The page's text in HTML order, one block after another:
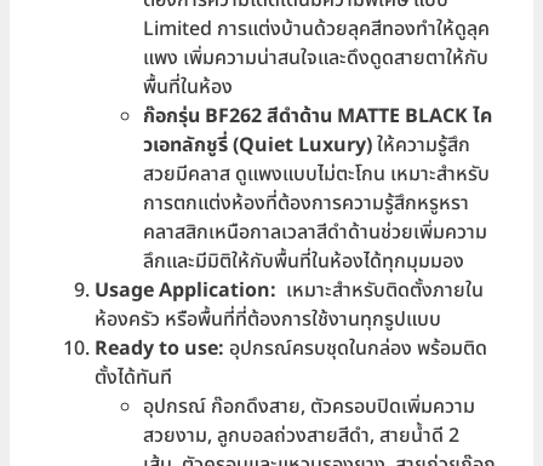
Limited การแต่งบ้านด้วยลุคสีทองทำให้ดูลุค
แพง เพิ่มความน่าสนใจและดึงดูดสายตาให้กับ
พื้นที่ในห้อง
ก๊อกรุ่น BF262 สีดำด้าน MATTE BLACK ไค
วเอทลักชูรี่ (Quiet Luxury)ให้ความรู้สึก
สวยมีคลาส ดูแพงแบบไม่ตะโกน เหมาะสำหรับ
การตกแต่งห้องที่ต้องการความรู้สึกหรูหรา
คลาสสิกเหนือกาลเวลาสีดำด้านช่วยเพิ่มความ
ลึกและมีมิติให้กับพื้นที่ในห้องได้ทุกมุมมอง
Usage Application: เหมาะสำหรับติดตั้งภายใน
ห้องครัว หรือพื้นที่ที่ต้องการใช้งานทุกรูปแบบ
Ready to use: อุปกรณ์ครบชุดในกล่อง พร้อมติด
ตั้งได้ทันที
อุปกรณ์ ก๊อกดึงสาย, ตัวครอบปิดเพิ่มความ
สวยงาม, ลูกบอลถ่วงสายสีดำ, สายน้ำดี 2